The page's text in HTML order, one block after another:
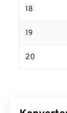
18
19
20